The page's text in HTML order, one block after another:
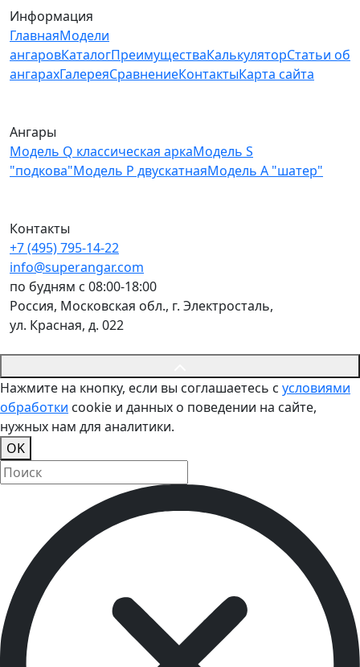
Информация
ГлавнаяМодели
ангаровКаталогПреимуществаКалькуляторСтатьи об
ангарахГалереяСравнениеКонтактыКарта сайта
Ангары
Модель Q классическая аркаМодель S
"подкова"Модель P двускатнаяМодель A "шатер"
Контакты
+7 (495) 795-14-22
info@superangar.com
по будням с 08:00-18:00
Россия, Московская обл., г. Электросталь,
ул. Красная, д. 022
Нажмите на кнопку, если вы соглашаетесь с условиями
обработки cookie и данных о поведении на сайте,
нужных нам для аналитики.
OK